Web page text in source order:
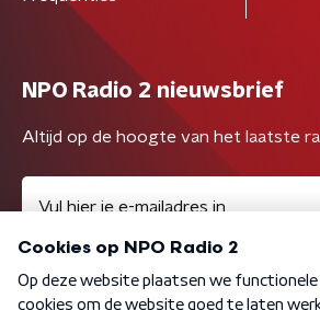
NPO Radio 2 nieuwsbrief
Altijd op de hoogte van het laatste